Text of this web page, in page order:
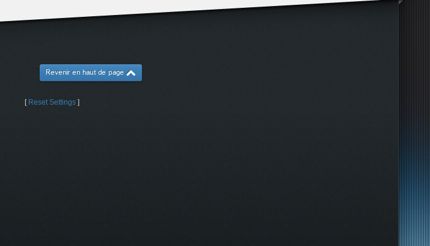
Revenir en haut de page
[ Reset Settings ]